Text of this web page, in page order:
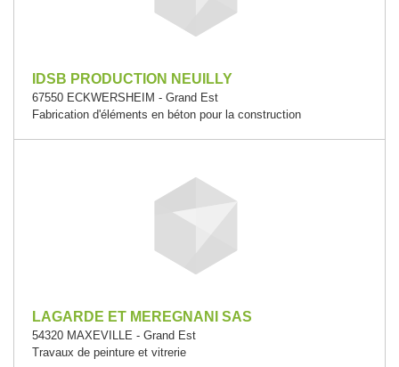
IDSB PRODUCTION NEUILLY
67550 ECKWERSHEIM - Grand Est
Fabrication d'éléments en béton pour la construction
LAGARDE ET MEREGNANI SAS
54320 MAXEVILLE - Grand Est
Travaux de peinture et vitrerie